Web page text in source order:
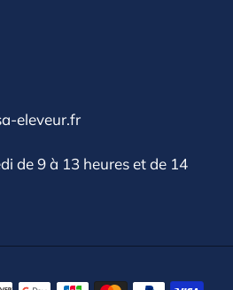
eleveur.fr
de 9 à 13 heures et de 14
Moyens